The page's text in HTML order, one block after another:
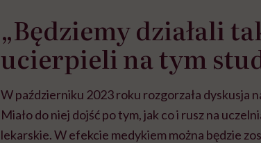
„Będziemy działali
ucierpieli na tym
W październiku 2023 roku rozgorzała dyskusja
Miało do niej dojść po tym, jak co i rusz na
lekarskie. W efekcie medykiem można będzie